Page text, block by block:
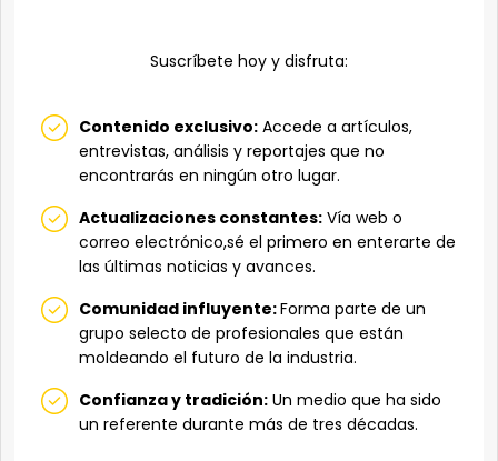
Suscríbete hoy y disfruta:
Contenido exclusivo: Accede a artículos,
entrevistas, análisis y reportajes que no
encontrarás en ningún otro lugar.
Actualizaciones constantes: Vía web o
correo electrónico,sé el primero en enterarte de
las últimas noticias y avances.
Comunidad influyente:Forma parte de un
grupo selecto de profesionales que están
moldeando el futuro de la industria.
Confianza y tradición: Un medio que ha sido
un referente durante más de tres décadas.